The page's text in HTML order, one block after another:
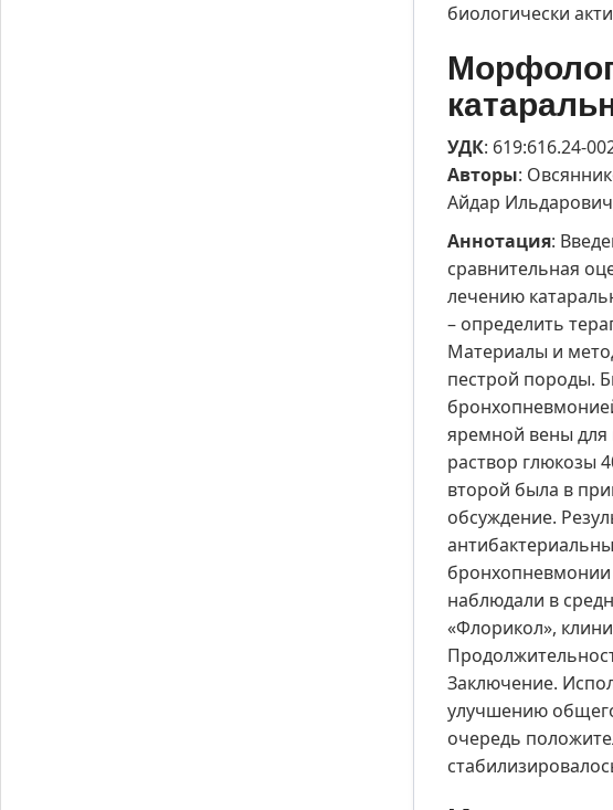
биологически
УДК: 619:616.24-
Авторы:
Айдар
Аннотация:
сравнительная
лечению
– определить
Материалы и
пестрой породы.
яремной вены для
раствор глюкозы
второй была в
обсуждение.
бронхопневмонии
наблюдали в
«Флорикол»,
Заключение.
улучшению
очередь